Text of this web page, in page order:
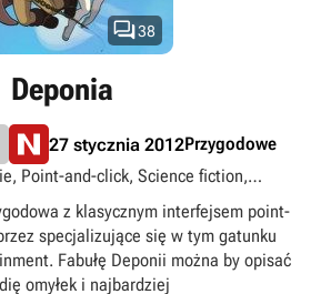
38
Deponia
27 stycznia 2012Przygodowe
Point-and-click, Science fiction,
z klasycznym interfejsem point-
specjalizujące się w tym gatunku
Fabułę Deponii można by opisać
omyłek i najbardziej